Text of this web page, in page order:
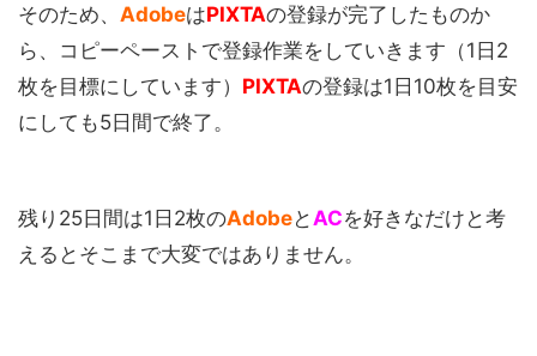
そのため、 AdobeはPIXTAの登録が完了したものか
ら、コピーペーストで登録作業をしていきます（1日2
枚を目標にしています） PIXTAの登録は1日10枚を目安
にしても5日間で終了。
残り25日間は1日2枚のAdobeとACを好きなだけと考
えるとそこまで大変ではありません。